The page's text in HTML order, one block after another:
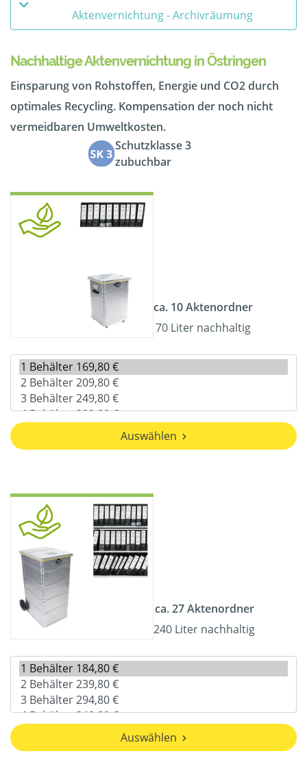
Aktenvernichtung - Archivräumung
Nachhaltige Aktenvernichtung in Östringen
Einsparung von Rohstoffen, Energie und CO2 durch
optimales Recycling. Kompensation der noch nicht
vermeidbaren Umweltkosten.
Schutzklasse 3
zubuchbar
ca. 10 Aktenordner
70 Liter nachhaltig
Auswählen
ca. 27 Aktenordner
240 Liter nachhaltig
Auswählen